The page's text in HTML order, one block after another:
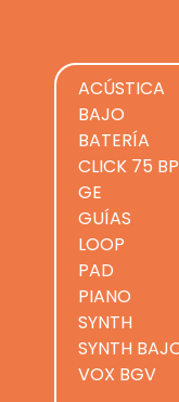
ACÚSTICA
BAJO
BATERÍA
CLICK 75
GE
GUÍAS
LOOP
PAD
PIANO
SYNTH
SYNTH
VOX BGV